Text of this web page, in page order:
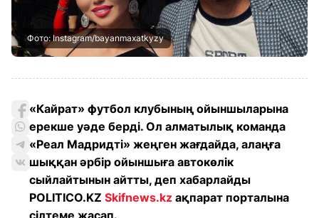
Фото: Instagram/bayanmaxatkyzy
«Кайрат» футбол клубының ойыншыларына
ерекше уәде берді. Ол алматылық команда
«Реал Мадридті» жеңген жағдайда, алаңға
шыққан әрбір ойыншыға автокөлік
сыйлайтынын айтты, деп хабарлайды
POLITICO.KZ Skifnews.kz ақпарат порталына
сілтеме жасап.